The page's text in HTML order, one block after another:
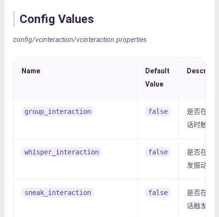
Config Values
config/vcinteraction/vcinteraction.properties
Name
Default
Value
group_interaction false
是否在群
话时触发
whisper_interaction false
是否在耳
发振动
sneak_interaction false
是否在潜
话触发振